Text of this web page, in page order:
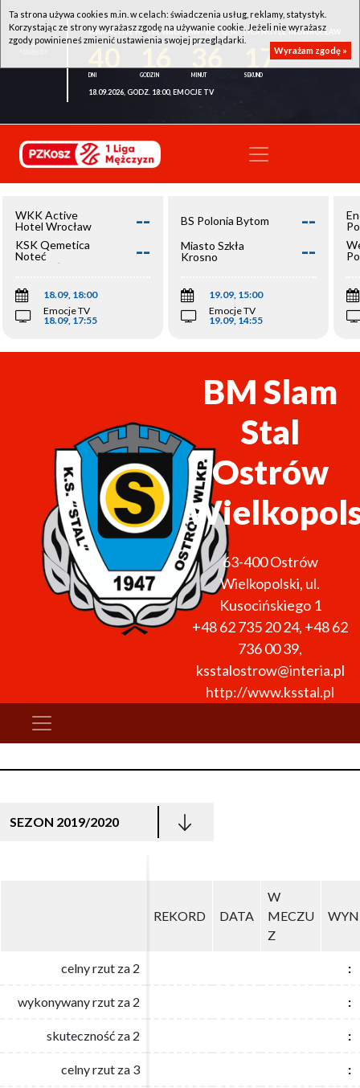
WKK ACTIVE HOTEL WROCŁAW - KSK QEMETICA NOTEĆ INOWROCŁAW
16
18.09.2026, GODZ. 18:00, EMOCJE TV
WKK Active
Hotel Wrocław
--
KSK Qemetica
Noteć
Inowrocław
--
18.09, 18:00
Emocje TV
18.09, 17:55
BS Polonia Bytom --
Miasto Szkła
Krosno
--
19.09, 15:00
Emocje TV
19.09, 14:55
BM Slam
Stal
Ostrów
63-400 Ostrów
Wielkopolski, ul.
Kusocińskiego 1
+48 62 735 20 24, +48 62
736 00 39,
ksstalostrow@interia.pl
http://www.ksstal.pl
SEZON 2019/2020
REKORD DATA
W
MECZU
Z
celny rzut za 2 :
wykonywany rzut za 2 :
skuteczność za 2 :
celny rzut za 3 :
REKORD DATA
W
MECZU
Z
celny rzut za 2 :
wykonywany rzut za 2 :
skuteczność za 2 :
celny rzut za 3 :
Ta strona używa cookies m.in. w celach: świadczenia usług, reklamy, statystyk.
Korzystając ze strony wyrażasz zgodę na używanie cookie. Jeżeli nie wyrażasz
zgody powinieneś zmienić ustawienia swojej przeglądarki.
Wyrażam zgodę »